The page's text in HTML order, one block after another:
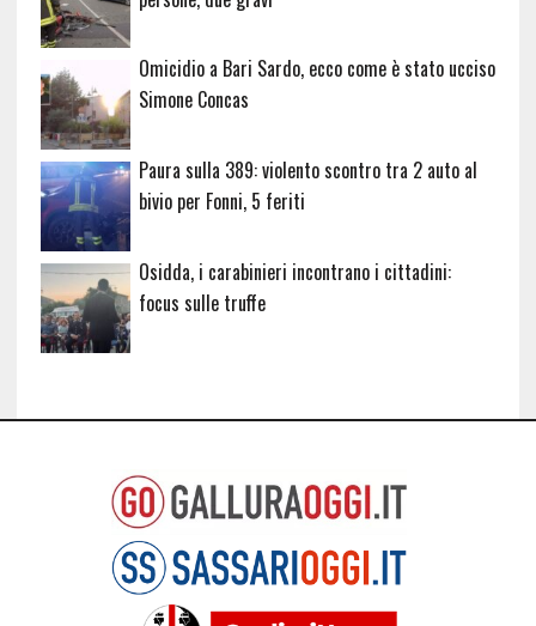
Omicidio a Bari Sardo, ecco come è stato ucciso
Simone Concas
Paura sulla 389: violento scontro tra 2 auto al
bivio per Fonni, 5 feriti
Osidda, i carabinieri incontrano i cittadini:
focus sulle truffe